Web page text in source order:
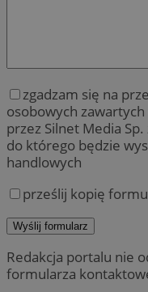
zgadzam się na
osobowych
przez Silnet Media
do którego będzie
handlowych
prześlij kopię
Redakcja portalu nie
formularza